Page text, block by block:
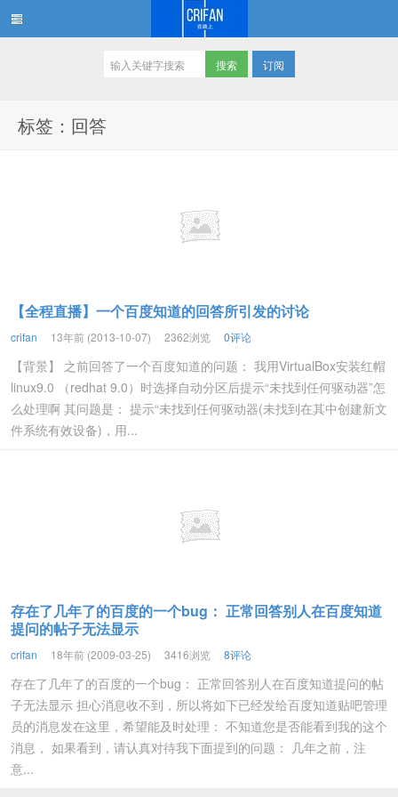
订阅
标签：回答
【全程直播】一个百度知道的回答所引发的讨论
crifan 13年前 (2013-10-07) 2362浏览 0评论
【背景】 之前回答了一个百度知道的问题： 我用VirtualBox安装红帽
linux9.0 （redhat 9.0）时选择自动分区后提示“未找到任何驱动器”怎
么处理啊 其问题是： 提示“未找到任何驱动器(未找到在其中创建新文
件系统有效设备)，用...
存在了几年了的百度的一个bug： 正常回答别人在百度知道
提问的帖子无法显示
crifan 18年前 (2009-03-25) 3416浏览 8评论
存在了几年了的百度的一个bug： 正常回答别人在百度知道提问的帖
子无法显示 担心消息收不到，所以将如下已经发给百度知道贴吧管理
员的消息发在这里，希望能及时处理： 不知道您是否能看到我的这个
消息， 如果看到，请认真对待我下面提到的问题： 几年之前，注
意...